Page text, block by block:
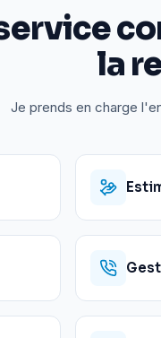
la
Je prends en charge